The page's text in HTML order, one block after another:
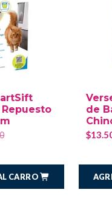
CARRO
de